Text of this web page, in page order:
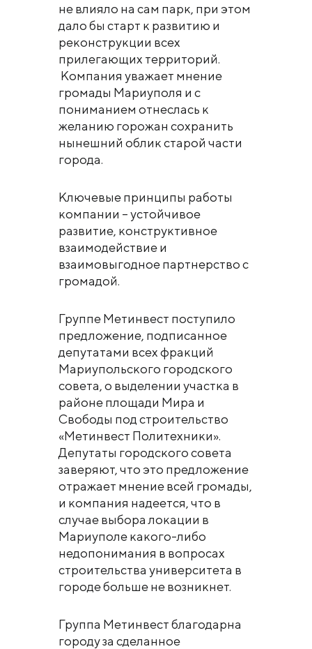
не влияло на сам парк, при этом
дало бы старт к развитию и
реконструкции всех
прилегающих территорий.
Компания уважает мнение
громады Мариуполя и с
пониманием отнеслась к
желанию горожан сохранить
нынешний облик старой части
города.
Ключевые принципы работы
компании – устойчивое
развитие, конструктивное
взаимодействие и
взаимовыгодное партнерство с
громадой.
Группе Метинвест поступило
предложение, подписанное
депутатами всех фракций
Мариупольского городского
совета, о выделении участка в
районе площади Мира и
Свободы под строительство
«Метинвест Политехники».
Депутаты городского совета
заверяют, что это предложение
отражает мнение всей громады,
и компания надеется, что в
случае выбора локации в
Мариуполе какого-либо
недопонимания в вопросах
строительства университета в
городе больше не возникнет.
Группа Метинвест благодарна
городу за сделанное